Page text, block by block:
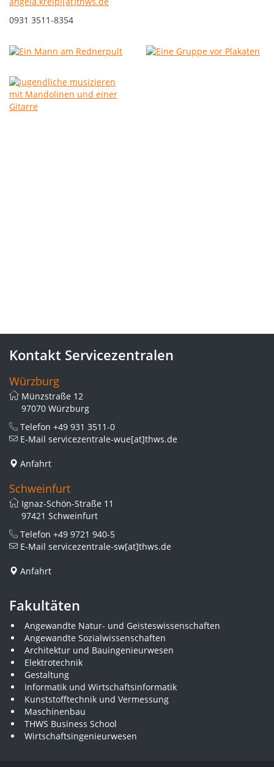
0931 3511-8354
Kontakt Servicezentralen
Würzburg
Münzstraße 12
97070 Würzburg
Telefon +49 931 3511-0
E-Mail servicezentrale-wue[at]thws.de
Anfahrt
Schweinfurt
Ignaz-Schön-Straße 11
97421 Schweinfurt
Telefon +49 9721 940-5
E-Mail servicezentrale-sw[at]thws.de
Anfahrt
Fakultäten
Angewandte Natur- und Geisteswissenschaften
Angewandte Sozialwissenschaften
Architektur und Bauingenieurwesen
Elektrotechnik
Gestaltung
Informatik und Wirtschaftsinformatik
Kunststofftechnik und Vermessung
Maschinenbau
THWS Business School
Wirtschaftsingenieurwesen